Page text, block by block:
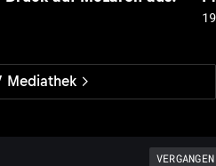
Mediathek
VERGANGEN